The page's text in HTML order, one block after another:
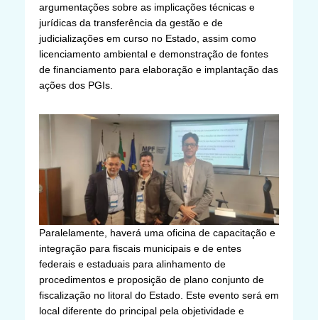
argumentações sobre as implicações técnicas e
jurídicas da transferência da gestão e de
judicializações em curso no Estado, assim como
licenciamento ambiental e demonstração de fontes
de financiamento para elaboração e implantação das
ações dos PGIs.
Paralelamente, haverá uma oficina de capacitação e
integração para fiscais municipais e de entes
federais e estaduais para alinhamento de
procedimentos e proposição de plano conjunto de
fiscalização no litoral do Estado. Este evento será em
local diferente do principal pela objetividade e